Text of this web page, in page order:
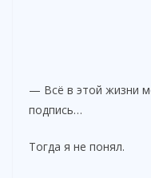
— Всё в этой жизни
подпись…
Тогда я не понял.